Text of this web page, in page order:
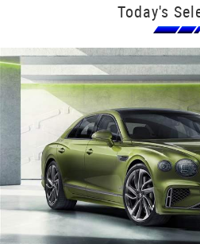
Today's